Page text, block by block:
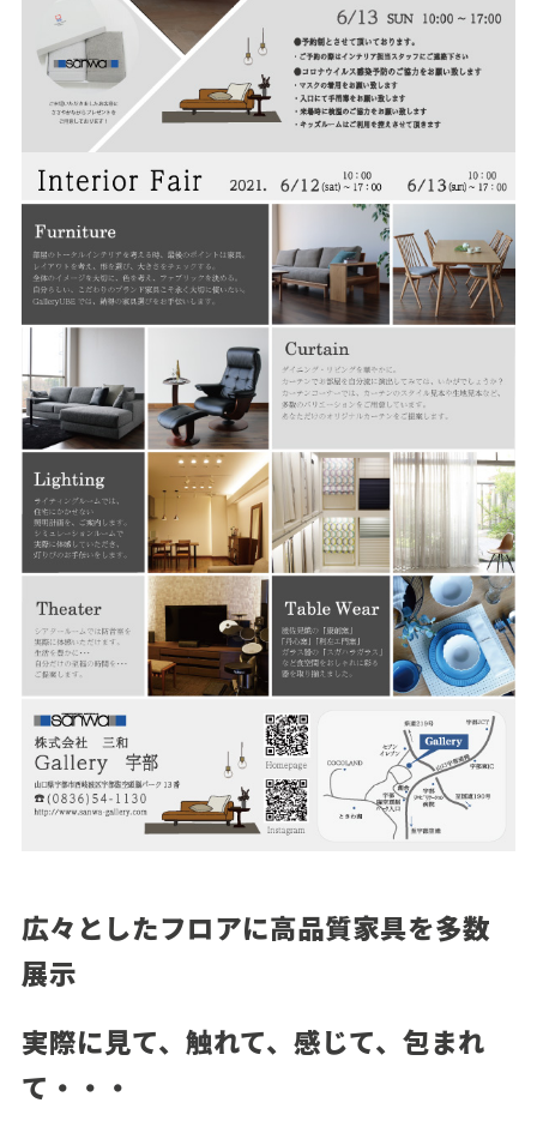
広々としたフロアに高品質家具を多数
展示
実際に見て、触れて、感じて、包まれ
て・・・